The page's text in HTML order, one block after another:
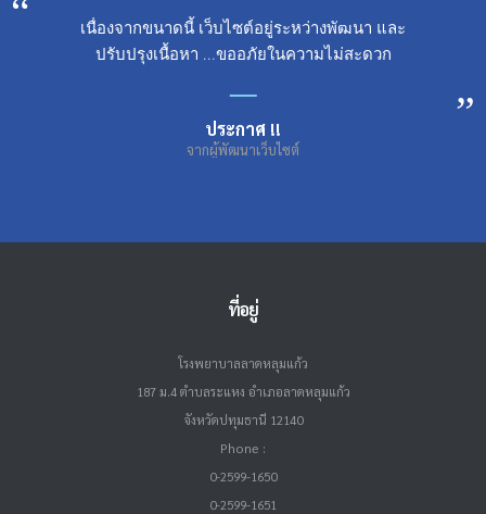
เนื่องจากขนาดนี้ เว็บไซต์อยู่ระหว่างพัฒนา และ
ปรับปรุงเนื้อหา ...ขออภัยในความไม่สะดวก
ประกาศ !!
จากผู้พัฒนาเว็บไซต์
ที่อยู่
โรงพยาบาลลาดหลุมแก้ว
187 ม.4 ตำบลระแหง อำเภอลาดหลุมแก้ว
จังหวัดปทุมธานี 12140
Phone :
0-2599-1650
0-2599-1651